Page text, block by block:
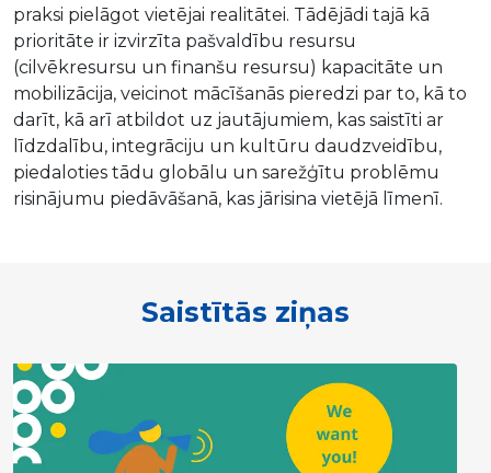
praksi pielāgot vietējai realitātei. Tādējādi tajā kā
prioritāte ir izvirzīta pašvaldību resursu
(cilvēkresursu un finanšu resursu) kapacitāte un
mobilizācija, veicinot mācīšanās pieredzi par to, kā to
darīt, kā arī atbildot uz jautājumiem, kas saistīti ar
līdzdalību, integrāciju un kultūru daudzveidību,
piedaloties tādu globālu un sarežģītu problēmu
risinājumu piedāvāšanā, kas jārisina vietējā līmenī.
Saistītās ziņas